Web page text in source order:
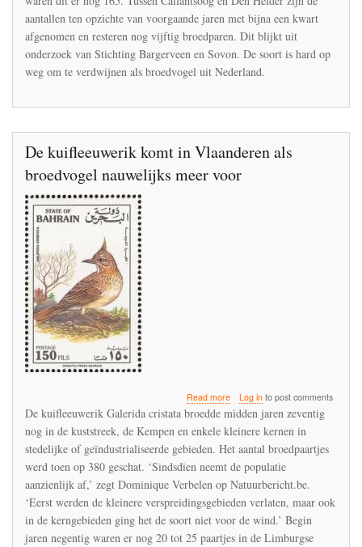
aantallen ten opzichte van voorgaande jaren met bijna een kwart
afgenomen en resteren nog vijftig broedparen. Dit blijkt uit
onderzoek van Stichting Bargerveen en Sovon. De soort is hard op
weg om te verdwijnen als broedvogel uit Nederland.
De kuifleeuwerik komt in Vlaanderen als
broedvogel nauwelijks meer voor
Read moreabout
De
kuifleeuwerik
komt
in
Vlaanderen
als
broedvogel
nauwelijks
meer
voor
Log into post comments
De kuifleeuwerik Galerida cristata broedde midden jaren zeventig
nog in de kuststreek, de Kempen en enkele kleinere kernen in
stedelijke of geïndustrialiseerde gebieden. Het aantal broedpaartjes
werd toen op 380 geschat. ‘Sindsdien neemt de populatie
aanzienlijk af,’ zegt Dominique Verbelen op Natuurbericht.be.
‘Eerst werden de kleinere verspreidingsgebieden verlaten, maar ook
in de kerngebieden ging het de soort niet voor de wind.’ Begin
jaren negentig waren er nog 20 tot 25 paartjes in de Limburgse